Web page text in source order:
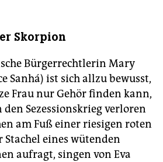
Skorpion
Bürgerrechtlerin Mary
Sanhá) ist sich allzu bewusst,
Frau nur Gehör finden kann,
den Sezessionskrieg verloren
am Fuß einer riesigen roten
eines wütenden
aufragt, singen von Eva